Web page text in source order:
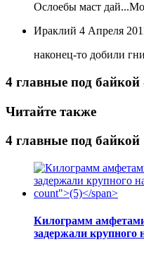
Ослоебы маст
Ираклий 4 Апреля
наконец-то добили
4 главные под
Читайте также
4 главные под байкой
Килограмм
задержали крупного